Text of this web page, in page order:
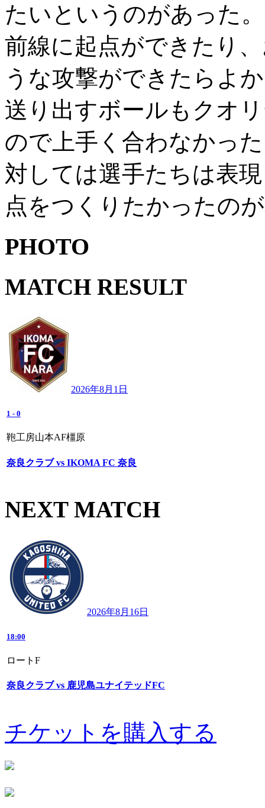
たいというのがあった
前線に起点ができたり
うな攻撃ができたらよ
送り出すボールもクオ
ので上手く合わなかっ
対しては選手たちは表
点をつくりたかったの
PHOTO
MATCH RESULT
2026年8月1日
1 - 0
鞄工房山本AF橿原
奈良クラブ vs IKOMA FC 奈良
NEXT MATCH
2026年8月16日
18:00
ロートF
奈良クラブ vs 鹿児島ユナイテッドFC
チケットを購入する